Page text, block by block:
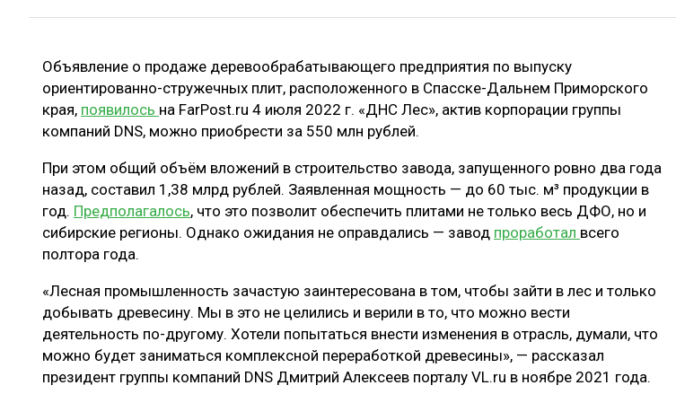
ПРОИЗВОДСТВО ДРЕВЕСНЫХ ПЛИТ
ЦБП
ЭКСПЕРТНОЕ МНЕНИЕ
Объявление о продаже деревообрабатывающего предприятия по выпуску
ориентированно-стружечных плит, расположенного в Спасске-Дальнем Приморского
края, появилось на FarPost.ru 4 июля 2022 г. «ДНС Лес», актив корпорации группы
компаний DNS, можно приобрести за 550 млн рублей.
При этом общий объём вложений в строительство завода, запущенного ровно два года
назад, составил 1,38 млрд рублей. Заявленная мощность — до 60 тыс. м³ продукции в
год. Предполагалось, что это позволит обеспечить плитами не только весь ДФО, но и
сибирские регионы. Однако ожидания не оправдались — завод проработал всего
полтора года.
«Лесная промышленность зачастую заинтересована в том, чтобы зайти в лес и только
добывать древесину. Мы в это не целились и верили в то, что можно вести
деятельность по-другому. Хотели попытаться внести изменения в отрасль, думали, что
можно будет заниматься комплексной переработкой древесины», — рассказал
президент группы компаний DNS Дмитрий Алексеев порталу VL.ru в ноябре 2021 года.